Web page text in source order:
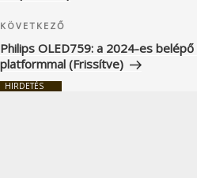
Következő
bejegyzés
KÖVETKEZŐ
Philips OLED759: a 2024-es belépő
platformmal (Frissítve)
HIRDETÉS